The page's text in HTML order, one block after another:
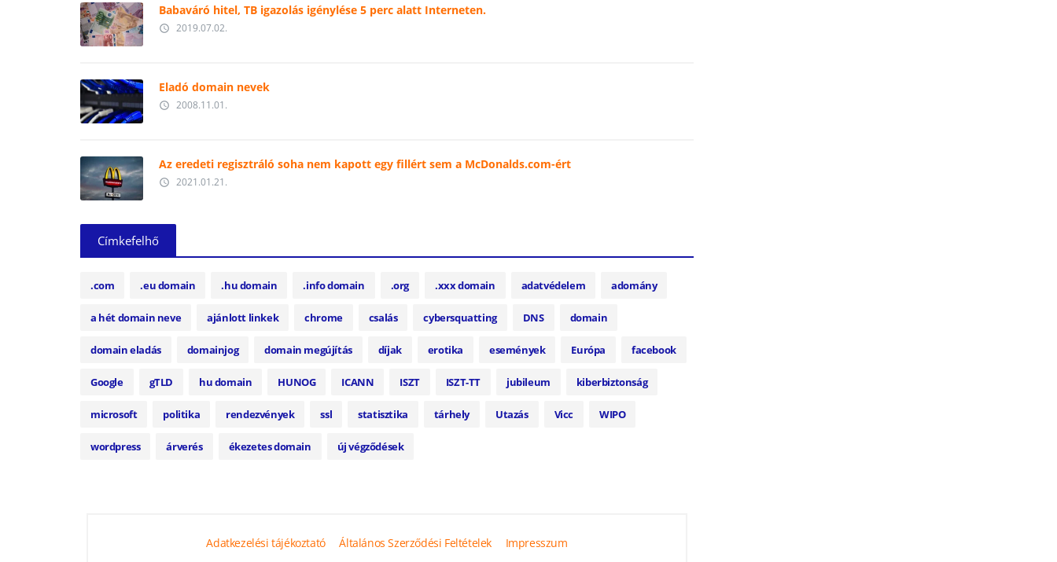
Babaváró hitel, TB igazolás igénylése 5 perc alatt Interneten.
access_time 2019.07.02.
Eladó domain nevek
access_time 2008.11.01.
Az eredeti regisztráló soha nem kapott egy fillért sem a McDonalds.com-ért
access_time 2021.01.21.
Címkefelhő
.com .eu domain .hu domain .info domain .org .xxx domain adatvédelem adomány
a hét domain neve ajánlott linkek chrome csalás cybersquatting DNS domain
domain eladás domainjog domain megújítás díjak erotika események Európa facebook
Google gTLD hu domain HUNOG ICANN ISZT ISZT-TT jubileum kiberbiztonság
microsoft politika rendezvények ssl statisztika tárhely Utazás Vicc WIPO
wordpress árverés ékezetes domain új végződések
Adatkezelési tájékoztató Általános Szerződési Feltételek Impresszum